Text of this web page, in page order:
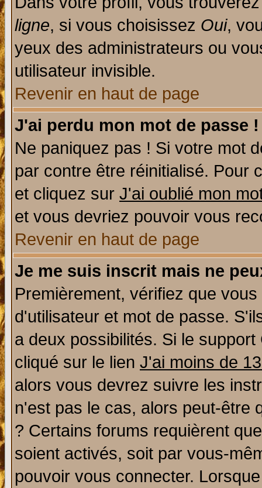
ligne, si vous choisissez Oui,
yeux des administrateurs ou
utilisateur invisible.
Revenir en haut de page
J'ai perdu mon mot de passe !
Ne paniquez pas ! Si votre mot
par contre être réinitialisé. Pour
et cliquez sur J'ai oublié mon
et vous devriez pouvoir vous
Revenir en haut de page
Je me suis inscrit mais ne
Premièrement, vérifiez que
d'utilisateur et mot de passe.
a deux possibilités. Si le
cliqué sur le lien J'ai moins de
alors vous devrez suivre les
n'est pas le cas, alors peut-être
? Certains forums requièrent
soient activés, soit par vous-
pouvoir vous connecter.